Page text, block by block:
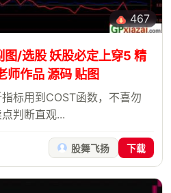
467
图/选股 妖股必定上穿5 精
师作品 源码 贴图
标用到COST函数，不喜勿
判断直观...
股舞飞扬 下载